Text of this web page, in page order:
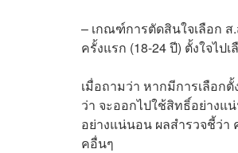
– เกณฑ์การตัดสินใจเลือก ส
ครั้งแรก (18-24 ปี) ตั้งใจไ
เมื่อถามว่า หากมีการเลือก
ว่า จะออกไปใช้สิทธิ์อย่างแ
อย่างแน่นอน ผลสำรวจชี้ว่า
คอื่นๆ